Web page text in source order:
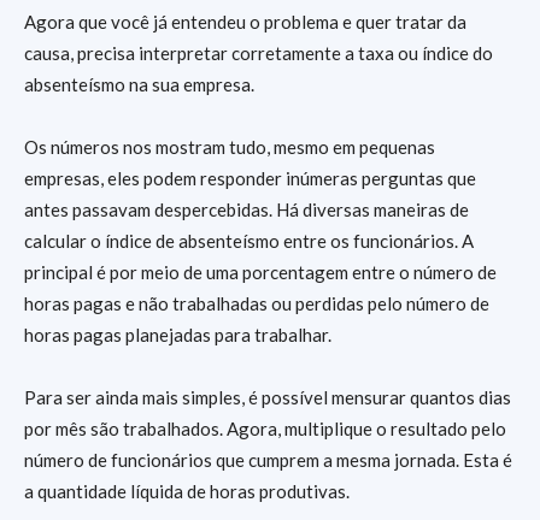
Agora que você já entendeu o problema e quer tratar da
causa, precisa interpretar corretamente a taxa ou índice do
absenteísmo na sua empresa.
Os números nos mostram tudo, mesmo em pequenas
empresas, eles podem responder inúmeras perguntas que
antes passavam despercebidas. Há diversas maneiras de
calcular o índice de absenteísmo entre os funcionários. A
principal é por meio de uma porcentagem entre o número de
horas pagas e não trabalhadas ou perdidas pelo número de
horas pagas planejadas para trabalhar.
Para ser ainda mais simples, é possível mensurar quantos dias
por mês são trabalhados. Agora, multiplique o resultado pelo
número de funcionários que cumprem a mesma jornada. Esta é
a quantidade líquida de horas produtivas.